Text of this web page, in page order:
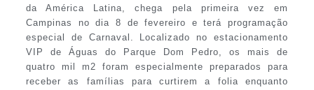
da América Latina, chega pela primeira vez em
Campinas no dia 8 de fevereiro e terá programação
especial de Carnaval. Localizado no estacionamento
VIP de Águas do Parque Dom Pedro, os mais de
quatro mil m2 foram especialmente preparados para
receber as famílias para curtirem a folia enquanto